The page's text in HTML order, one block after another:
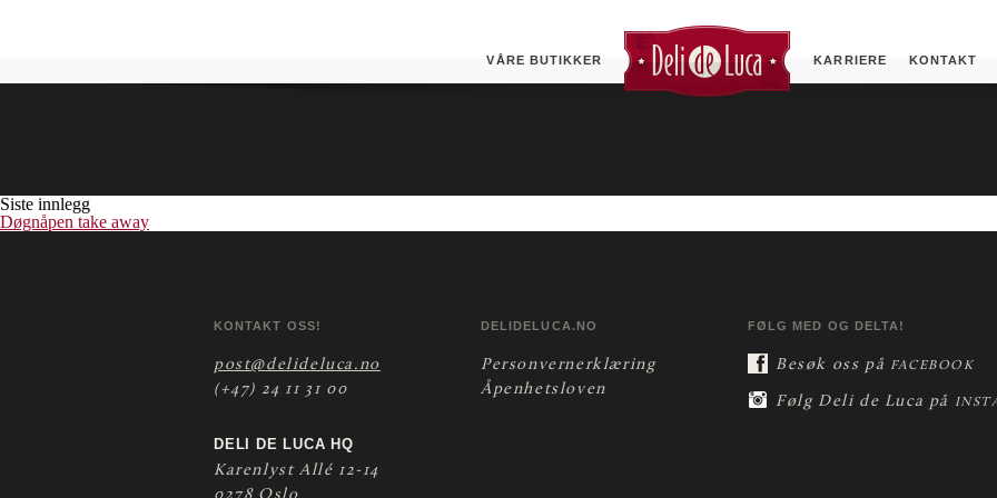
VÅRE BUTIKKER KARRIERE KONTAKT
Siste innlegg
Døgnåpen take away
KONTAKT OSS!
post@delideluca.no
(+47) 24 11 31 00
DELI DE LUCA HQ
Karenlyst Allé 12-14
DELIDELUCA.NO
Personvernerklæring
Åpenhetsloven
FØLG MED OG DELTA!
Besøk oss på FACEBOOK
Følg Deli de Luca på